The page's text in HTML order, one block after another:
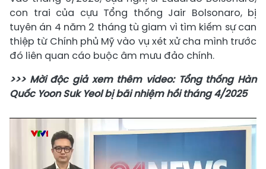
con trai của cựu Tổng thống Jair Bolsonaro, bị
tuyên án 4 năm 2 tháng tù giam vì tìm kiếm sự can
thiệp từ Chính phủ Mỹ vào vụ xét xử cha mình trước
đó liên quan cáo buộc âm mưu đảo chính.
>>> Mời độc giả xem thêm video: Tổng thống Hàn
Quốc Yoon Suk Yeol bị bãi nhiệm hồi tháng 4/2025